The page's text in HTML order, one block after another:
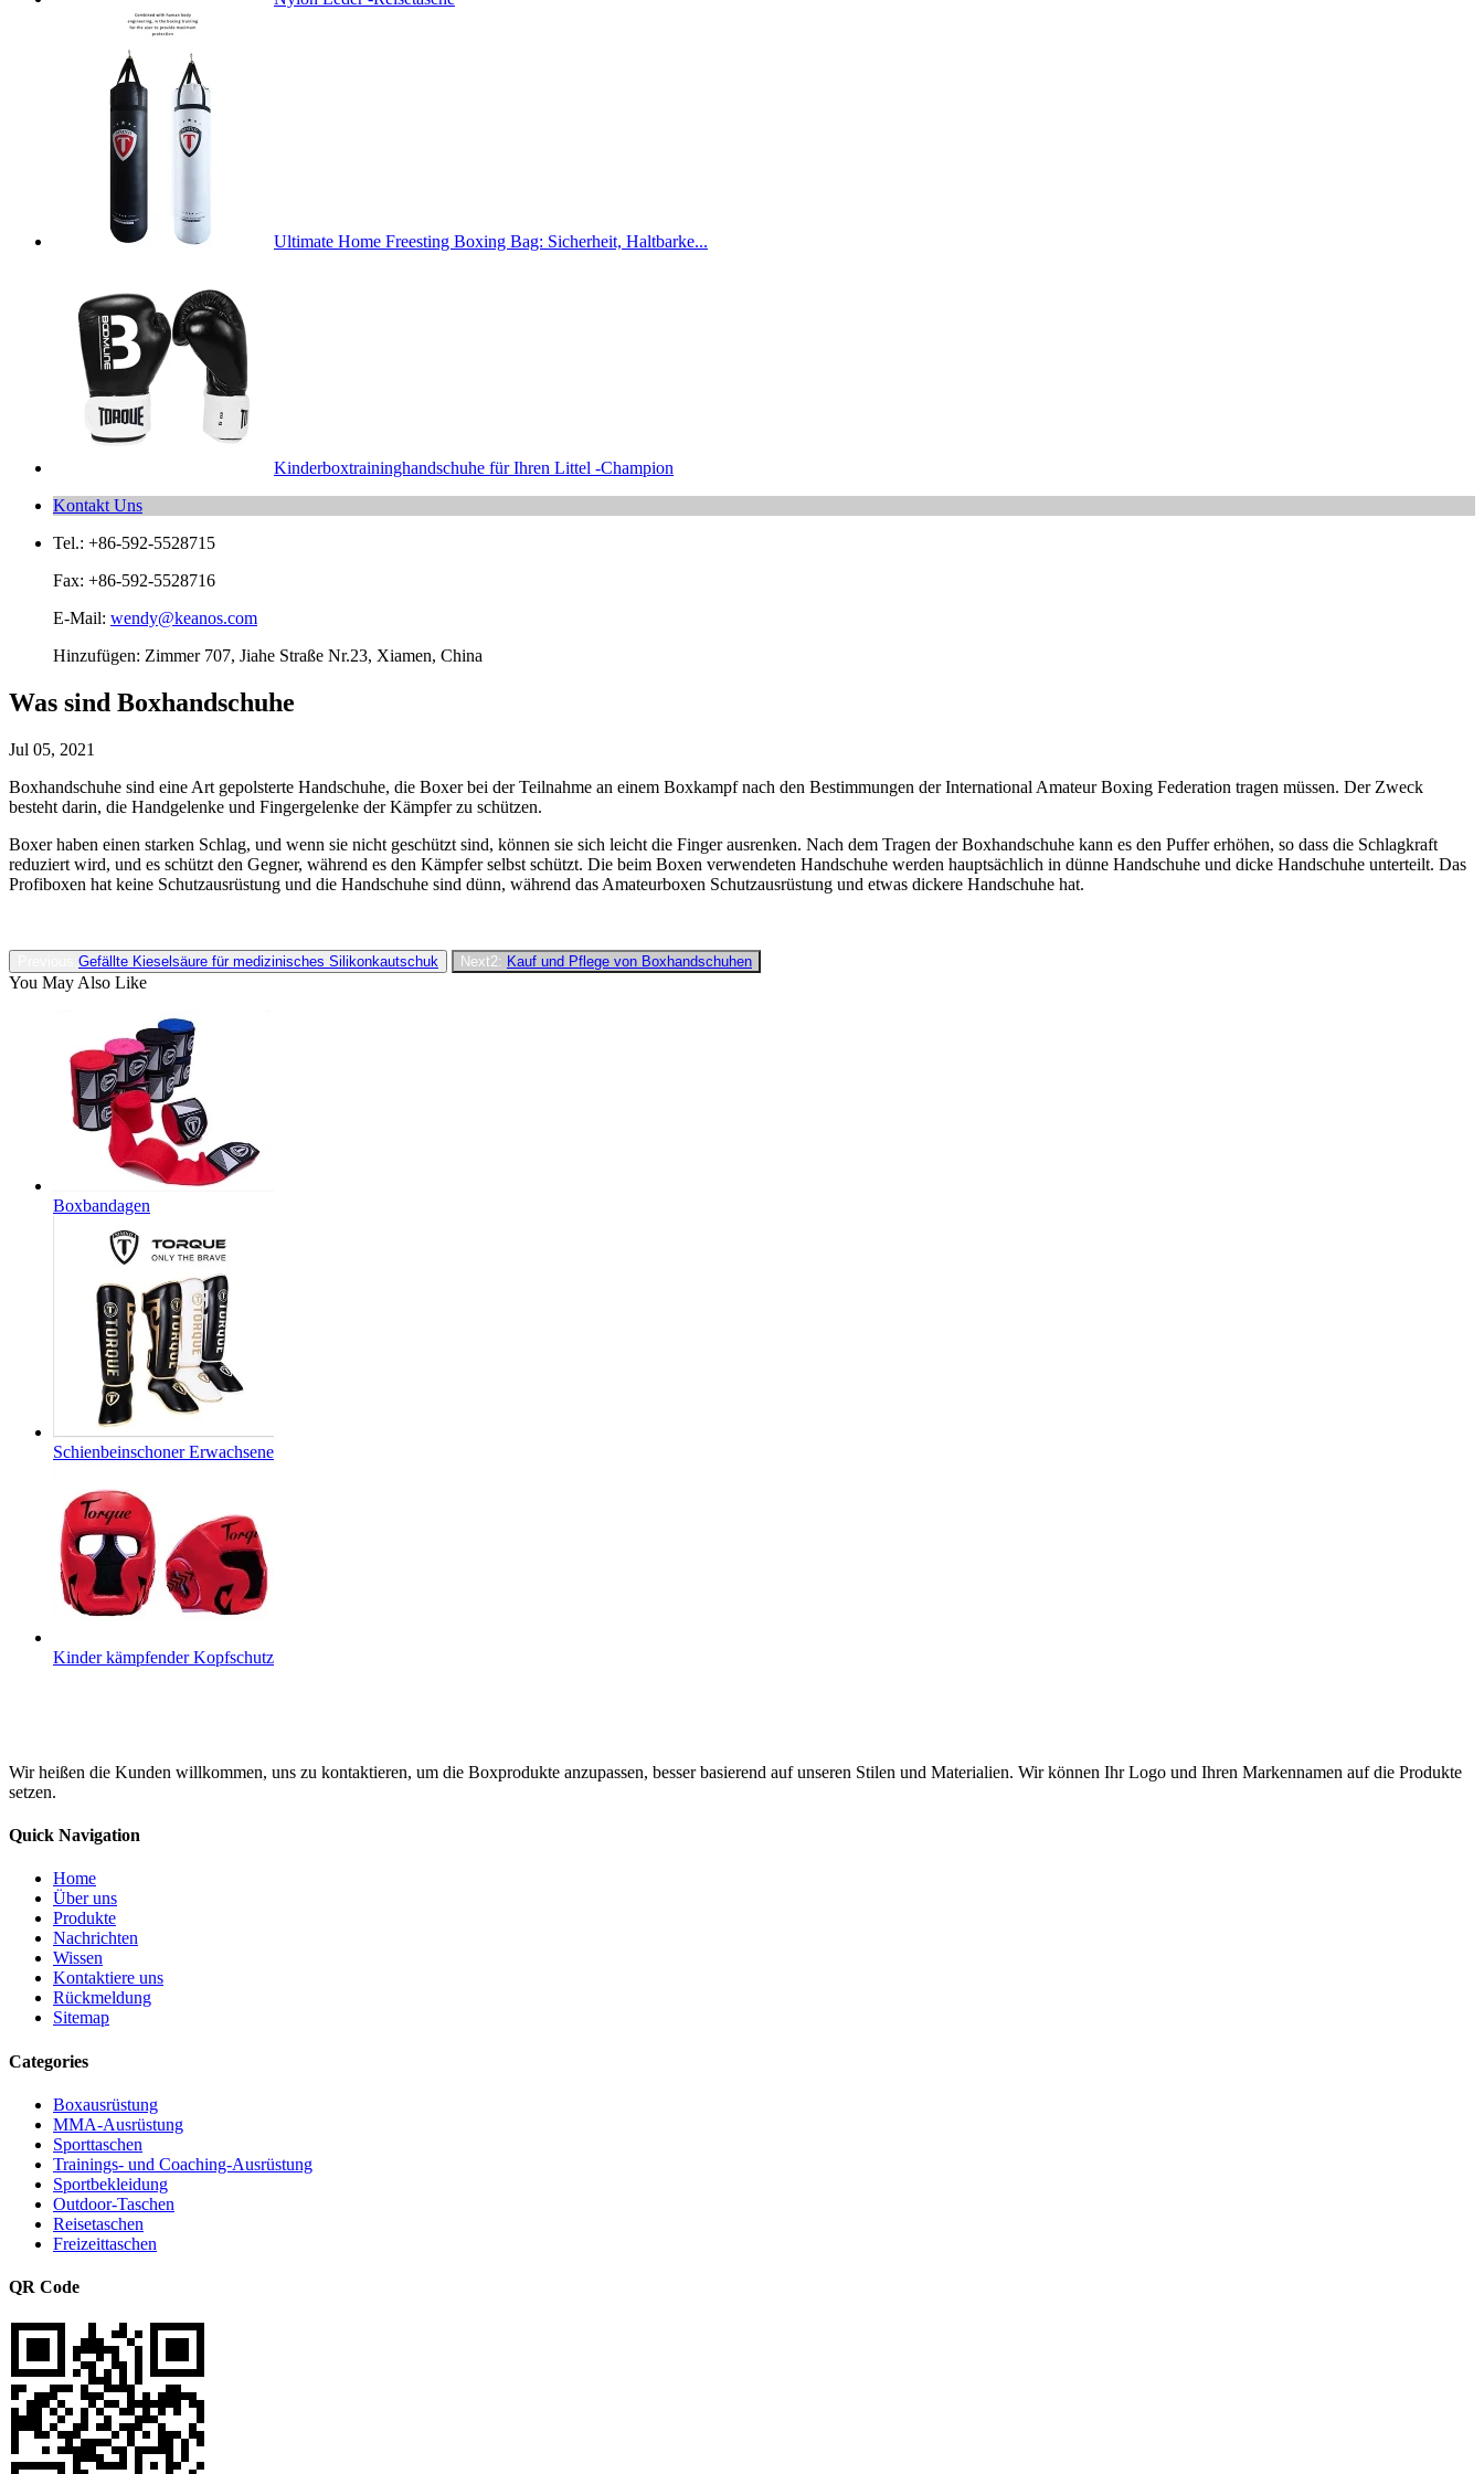
Ultimate Home Freesting Boxing Bag: Sicherheit, Haltbarke...
Kinderboxtraininghandschuhe für Ihren Littel -Champion
Kontakt Uns
Tel.: +86-592-5528715
Fax: +86-592-5528716
E-Mail: wendy@keanos.com
Hinzufügen: Zimmer 707, Jiahe Straße Nr.23, Xiamen, China
Was sind Boxhandschuhe
Jul 05, 2021
Boxhandschuhe sind eine Art gepolsterte Handschuhe, die Boxer bei der Teilnahme an einem Boxkampf nach den Bestimmungen der International Amateur Boxing Federation tragen müssen. Der Zweck
besteht darin, die Handgelenke und Fingergelenke der Kämpfer zu schützen.
Boxer haben einen starken Schlag, und wenn sie nicht geschützt sind, können sie sich leicht die Finger ausrenken. Nach dem Tragen der Boxhandschuhe kann es den Puffer erhöhen, so dass die Schlagkraft
reduziert wird, und es schützt den Gegner, während es den Kämpfer selbst schützt. Die beim Boxen verwendeten Handschuhe werden hauptsächlich in dünne Handschuhe und dicke Handschuhe unterteilt. Das
Profiboxen hat keine Schutzausrüstung und die Handschuhe sind dünn, während das Amateurboxen Schutzausrüstung und etwas dickere Handschuhe hat.
Gefällte Kieselsäure für medizinisches Silikonkautschuk Next2: Kauf und Pflege von Boxhandschuhen
You May Also Like
Boxbandagen
Schienbeinschoner Erwachsene
Kinder kämpfender Kopfschutz
Wir heißen die Kunden willkommen, uns zu kontaktieren, um die Boxprodukte anzupassen, besser basierend auf unseren Stilen und Materialien. Wir können Ihr Logo und Ihren Markennamen auf die Produkte
setzen.
Quick Navigation
Home
Über uns
Produkte
Nachrichten
Wissen
Kontaktiere uns
Rückmeldung
Sitemap
Categories
Boxausrüstung
MMA-Ausrüstung
Sporttaschen
Trainings- und Coaching-Ausrüstung
Sportbekleidung
Outdoor-Taschen
Reisetaschen
Freizeittaschen
QR Code